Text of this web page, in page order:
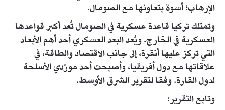
الإرهاب؛ أسوة بتعاونها مع الصومال.
وتمتلك تركيا قاعدة عسكرية في الصومال تُعد أكبر قواعدها
العسكرية في الخارج. ويُعد البعد العسكري أحد أهم الأبعاد
التي تركز عليها أنقرة، إلى جانب الاقتصاد والطاقة، في
علاقاتها مع دول أفريقيا، وأصبحت أحد مورّدي الأسلحة
لدول القارة. وفقا لتقرير الشرق الأوسط.
وتابع التقرير: